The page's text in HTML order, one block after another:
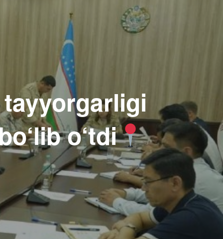
tayyorgarligi
o‘tdi